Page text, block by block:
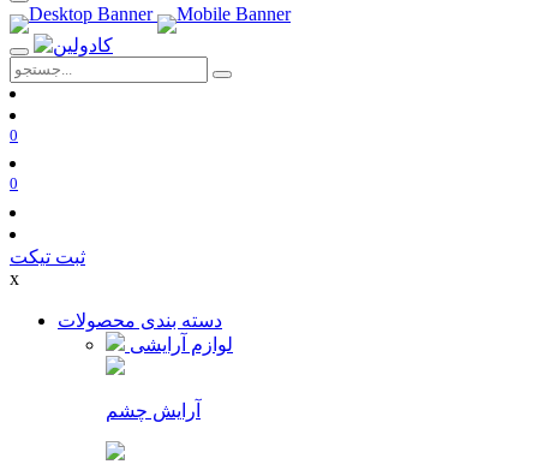
0
0
ثبت تیکت
x
دسته بندی محصولات
لوازم آرایشی
آرایش چشم